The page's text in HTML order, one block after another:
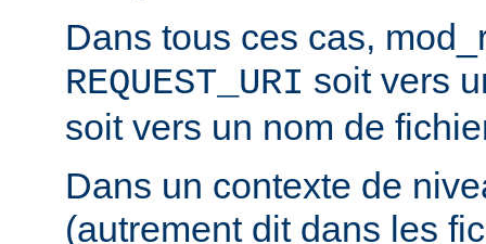
Dans tous ces cas,
REQUEST_URI soit vers
soit vers un nom de
Dans un contexte de
(autrement dit dans les